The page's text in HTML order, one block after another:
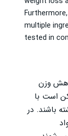
multiple
tested in
وزن
است با
باشند. در